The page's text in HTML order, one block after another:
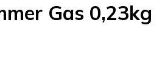
Gas 0,23kg